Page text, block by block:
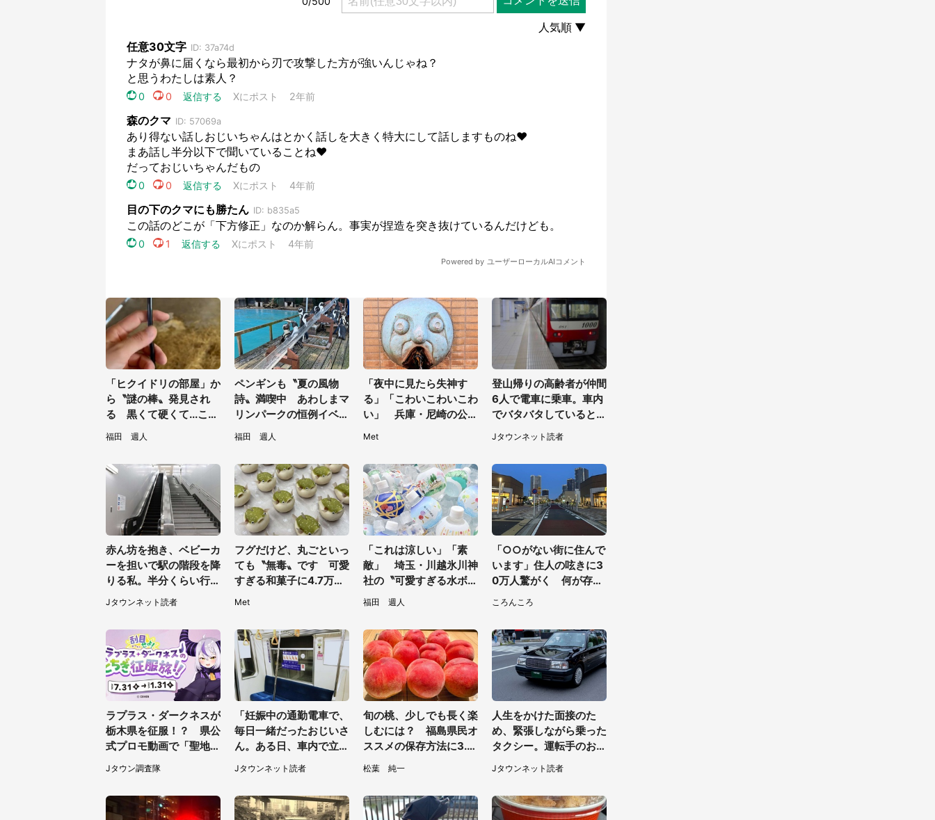
「ヒクイドリの部屋」か
ら〝謎の棒〟発見され
る 黒くて硬くて...これ
は何？動物園に聞く
福田 週人
ペンギンも〝夏の風物
詩〟満喫中 あわしまマ
リンパークの恒例イベン
トに2.2万興奮「ずっと
見てたい」
福田 週人
「夜中に見たら失神す
る」「こわいこわいこわ
い」 兵庫・尼崎の公園
Met
登山帰りの高齢者が仲間
6人で電車に乗車。車内
でバタバタしていると、
隣の若い男性客が（神奈
川県・70代女性）
Jタウンネット読者
赤ん坊を抱き、ベビーカ
ーを担いで駅の階段を降
りる私。半分くらい行っ
たところで若い男性が...
（埼玉県・50代女性）
Jタウンネット読者
フグだけど、丸ごといっ
ても〝無毒〟です 可愛
すぎる和菓子に4.7万人
夢中「ふぐぅ～」「職人
Met
「これは涼しい」「素
敵」 埼玉・川越氷川神
社の〝可愛すぎる水ボト
ル〟が人気
福田 週人
「○○がない街に住んで
います」住人の呟きに3
0万人驚がく 何が存在
しないか、あなたはわか
る？
ころんころ
ラプラス・ダークネスが
栃木県を征服！？ 県公
式プロモ動画で「聖地」
が生産されてます【7／
31～1／31】
Jタウン調査隊
「妊娠中の通勤電車で、
毎日一緒だったおじいさ
ん。ある日、車内で立っ
てたら後ろから...」
Jタウンネット読者
旬の桃、少しでも長く楽
しむには？ 福島県民オ
ススメの保存方法に3.8
万人の目からウロコ「全
国民が知りたかった！」
松葉 純一
人生をかけた面接のた
め、緊張しながら乗った
タクシー。運転手のおじ
さんが、スーツ姿の私を
見て...（福岡県・30代
Jタウンネット読者